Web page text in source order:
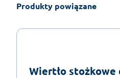
Produkty powiązane
Wiertło stożkowe